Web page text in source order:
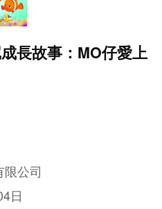
長故事：MO仔愛上
公司
日